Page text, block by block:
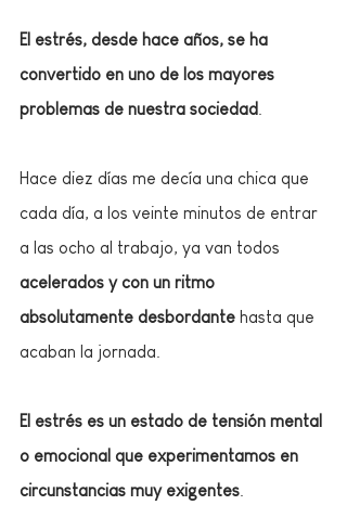
El estrés, desde hace años, se ha
convertido en uno de los mayores
problemas de nuestra sociedad
Hace diez días me decía una chica que
cada día, a los veinte minutos de entrar
a las ocho al trabajo, ya van todos
acelerados y con un ritmo
absolutamente desbordante hasta que
acaban la jornada.
El estrés es un estado de tensión mental
o emocional que experimentamos en
circunstancias muy exigentes